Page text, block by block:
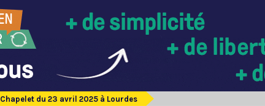
Chapelet du 23 avril 2025 à Lourdes